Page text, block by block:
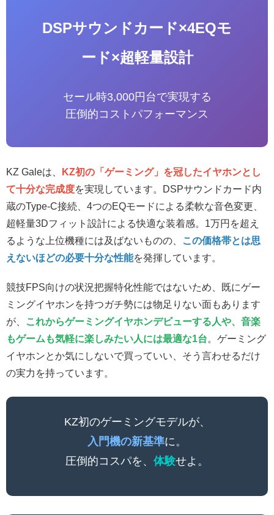
DSPサウンドカード×4EQモ
ード×超軽量設計
セール時3,000円台で実現する
圧倒的コストパフォーマンス
KZ Galeは、 KZ初の「ゲーミング」を冠したイヤホンとし
て十分な完成度を実現しています。DSPサウンドカード内
蔵のType-C接続、4つのEQモードによる柔軟な音色変更、
超軽量3Dフィット設計による快適な装着感。1万円を超え
るような上位機種には及ばないものの、
この価格帯とは思
えないほどの必要十分な性能を発揮しています。
競技FPS向けの状況把握特化性能ではないため、既にゲー
ミングイヤホンを持つガチ勢には物足りない面もあります
が、
これからゲーミングイヤホンデビューする人や、音楽
もゲームも気軽に楽しみたい人には最適な1台 。ゲーミング
イヤホンとか気にしないで買っていい、そう言わせるだけ
の実力を持っています。
KZ初のゲーミングモデルが、
入門機の新基準に。
圧倒的コスパを、 体験せよ。